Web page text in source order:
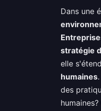
Dans une
stratégie
elle
humaines
des